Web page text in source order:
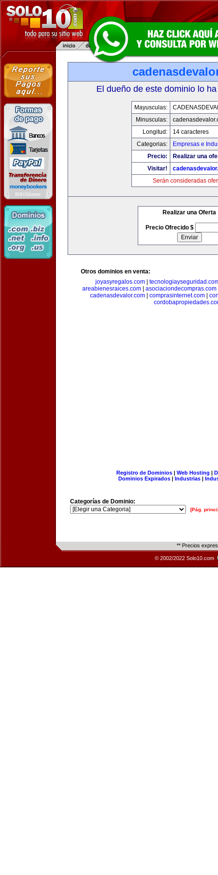
El dueño de este dominio lo
Mayusculas:
Minusculas:
Longitud:
14 caracteres
Categorias:
Empresas e
Precio:
Realizar una
Visitar!
Serán consideradas
Realizar una Oferta
Precio Ofrecido $
Otros dominios en venta:
joyasyregalos.com
areabienesraices.com| asociaciondecompras.com
cadenasdevalor.com
comprasinternet.com
Registro de Dominios| Web Hosting |
Dominios Expirados | Industrias |
Categorías de Dominio:
[Pág.
** Precios
© 2002/2022 Solo10.com